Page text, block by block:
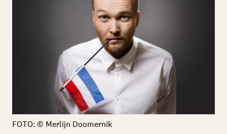
FOTO: © Merlijn Doomernik